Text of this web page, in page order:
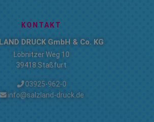
KONTAKT
DRUCK GmbH & Co. KG
Löbnitzer Weg 10
39418 Staßfurt
03925-962-0
info@salzland-druck.de